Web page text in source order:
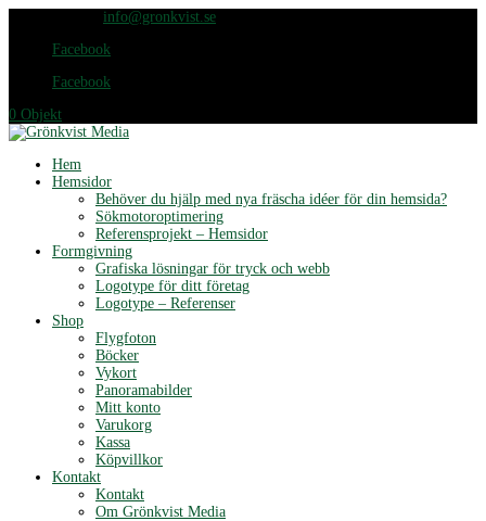
info@gronkvist.se
Facebook
Facebook
0 Objekt
Hem
Hemsidor
Behöver du hjälp med nya fräscha idéer för din hemsida?
Sökmotoroptimering
Referensprojekt – Hemsidor
Formgivning
Grafiska lösningar för tryck och webb
Logotype för ditt företag
Logotype – Referenser
Shop
Flygfoton
Böcker
Vykort
Panoramabilder
Mitt konto
Varukorg
Kassa
Köpvillkor
Kontakt
Kontakt
Om Grönkvist Media